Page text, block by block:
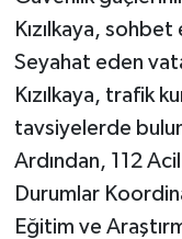
Kızılkaya,
Seyahat eden
Kızılkaya, trafik
tavsiyelerde
Ardından, 112
Durumlar
Eğitim ve